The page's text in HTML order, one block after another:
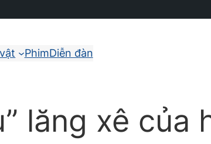
PhimDiễn đàn
lăng xê của